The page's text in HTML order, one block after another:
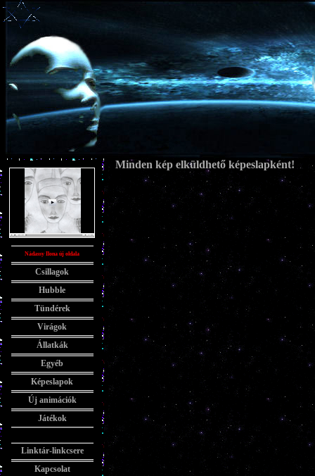
Nádassy Ilona új oldala
Csillagok
Hubble
Tündérek
Virágok
Állatkák
Egyéb
Képeslapok
Új animációk
Játékok
Linktár-linkcsere
Kapcsolat
Minden kép elküldhető képeslapként!